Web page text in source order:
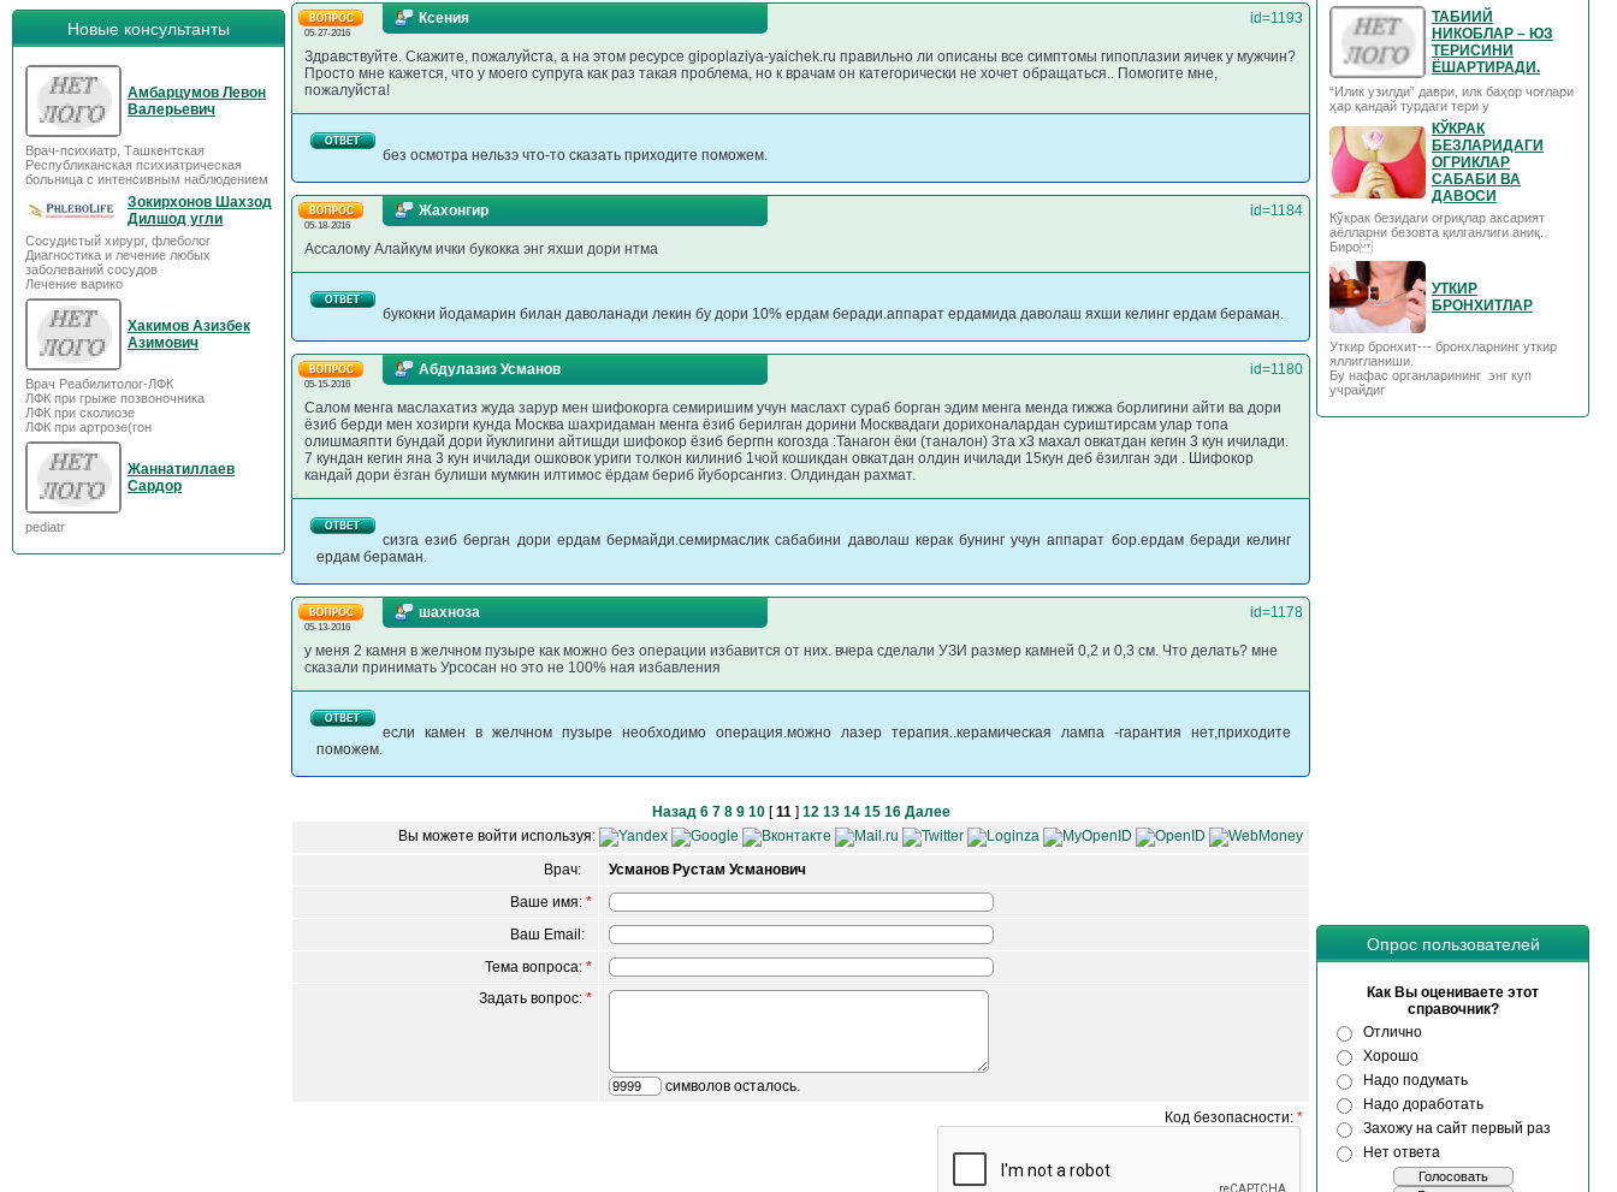
Новые консультанты
Амбарцумов Левон
Валерьевич
Врач-психиатр, Ташкентская
Республиканская психиатрическая
больница с интенсивным наблюдением
Зокирхонов Шахзод
Дилшод угли
Сосудистый хирург, флеболог
Диагностика и лечение любых
заболеваний сосудов
Лечение варико
Хакимов Азизбек
Азимович
Врач Реабилитолог-ЛФК
ЛФК при грыже позвоночника
ЛФК при сколиозе
ЛФК при артрозе(гон
Жаннатиллаев
Сардор
pediatr
05-27-2016
Ксения id=1193
Здравствуйте. Скажите, пожалуйста, а на этом ресурсе gipoplaziya-yaichek.ru правильно ли описаны все симптомы гипоплазии яичек у мужчин?
Просто мне кажется, что у моего супруга как раз такая проблема, но к врачам он категорически не хочет обращаться.. Помогите мне,
пожалуйста!
без осмотра нельзэ что-то сказать приходите поможем.
05-18-2016
Жахонгир id=1184
Ассалому Алайкум ички букокка энг яхши дори нтма
букокни йодамарин билан даволанади лекин бу дори 10% ердам беради.аппарат ердамида даволаш яхши келинг ердам бераман.
05-15-2016
Абдулазиз Усманов id=1180
Салом менга маслахатиз жуда зарур мен шифокорга семиришим учун маслахт сураб борган эдим менга менда гижжа борлигини айти ва дори
ёзиб берди мен хозирги кунда Москва шахридаман менга ёзиб берилган дорини Москвадаги дорихоналардан суриштирсам улар топа
олишмаяпти бундай дори йуклигини айтишди шифокор ёзиб бергпн когозда :Танагон ёки (таналон) 3та х3 махал овкатдан кегин 3 кун ичилади.
7 кундан кегин яна 3 кун ичилади ошковок уриги толкон килиниб 1чой кошикдан овкатдан олдин ичилади 15кун деб ёзилган эди . Шифокор
кандай дори ёзган булиши мумкин илтимос ёрдам бериб йуборсангиз. Олдиндан рахмат.
сизга езиб берган дори ердам бермайди.семирмаслик сабабини даволаш керак бунинг учун аппарат бор.ердам беради келинг
ердам бераман.
05-13-2016
шахноза id=1178
у меня 2 камня в желчном пузыре как можно без операции избавится от них. вчера сделали УЗИ размер камней 0,2 и 0,3 см. Что делать? мне
сказали принимать Урсосан но это не 100% ная избавления
если камен в желчном пузыре необходимо операция.можно лазер терапия..керамическая лампа -гарантия нет,приходите
поможем.
Назад 6 7 8 9 10[11] 12 13 14 15 16 Далее
Вы можете войти используя:
Врач:
Усманов Рустам Усманович
Ваше имя: *
Ваш Email:
Тема вопроса: *
Задать вопрос: *
символов осталось.
Код безопасности: *
ТАБИИЙ
НИКОБЛАР – ЮЗ
ТЕРИСИНИ
ЁШАРТИРАДИ.
“Илик узилди” даври, илк баҳор чоғлари
ҳар қандай турдаги тери у
КЎКРАК
БЕЗЛАРИДАГИ
ОГРИКЛАР
САБАБИ ВА
ДАВОСИ
Кўкрак безидаги оғриқлар аксарият
аёлларни безовта қилганлиги аниқ.
Биро
УТКИР
БРОНХИТЛАР
Уткир бронхит--- бронхларнинг уткир
яллигланиши.
Бу нафас органларининг энг куп
учрайдиг
Опрос пользователей
Как Вы оцениваете этот
справочник?
Отлично
Хорошо
Надо подумать
Надо доработать
Захожу на сайт первый раз
Нет ответа